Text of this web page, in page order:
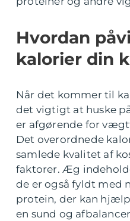
Hvordan
kalorier din
Når det kommer til
det vigtigt at huske
er afgørende for
Det overordnede
samlede kvalitet af
faktorer. Æg
de er også fyldt med
protein, der kan
en sund og